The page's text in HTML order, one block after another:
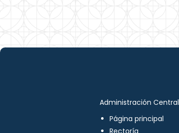
Administración Central
Página principal
Rectoría